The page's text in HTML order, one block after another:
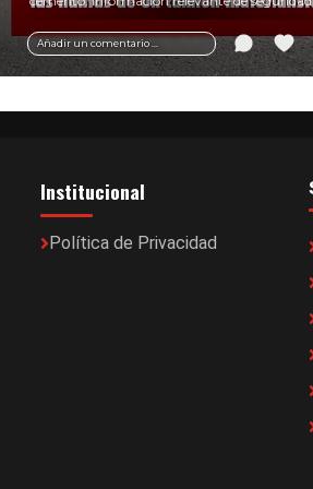
Añadir un comentario ...
vial y recomendaciones para motociclistas.
Institucional
Política de Privacidad